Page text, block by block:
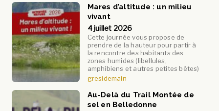
Mares d’altitude : un milieu
vivant
4 juillet 2026
Cette journée vous propose de
prendre de la hauteur pour partir à
la rencontre des habitants des
zones humides (libellules,
amphibiens et autres petites bêtes)
gresidemain
Au-Delà du Trail Montée de
sel en Belledonne